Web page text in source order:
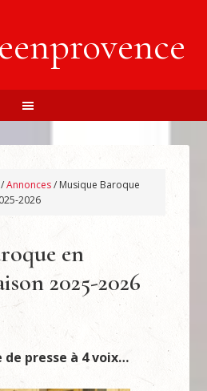
/Annonces/ Musique Baroque
2026
en
2025-2026
de presse à 4 voix…